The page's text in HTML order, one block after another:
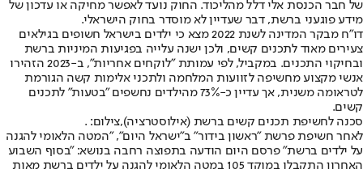
של חבר הכנסת אלי דלל מהליכוד. החוק נועד לאפשר מחיקה או עדכון של
מידע פוגעני ברשת, דבר שעדיין לא מוסדר בחוק הישראלי.
דו"ח מבקר המדינה לשנת 2022 מצא כי ילדים בישראל חשופים בגילאים
צעירים מאוד לתכנים קשים, ולכן ישנה עלייה בפגיעות המיניות ברשת
ובחיקוי התכנים. במקביל, לפי עמותת "לוקחים אחריות", ב-2023 הזהירו
אנשי מקצוע מחשיפה לזוועות המלחמה ולתכני אלימות קשה הגורמת
לטראומה משנית, אך עדיין כ-73% מהילדים נחשפים "בטעות" לתכנים
קשים.
סכנה לחשיפת תכנים קשים ברשת (אילוסטרציה),צילום: .
לאחר חשיפת פרשת "ראשון בידור" ב"ישראל היום", "המטה הלאומי להגנה
על ילדים ברשת" פרסם היום הודעה בתפוצה רחבה בנושא: "בסוף השבוע
האחרון התקבלו במוקד 105 במטה הלאומי להגנה על ילדים ברשת מאות